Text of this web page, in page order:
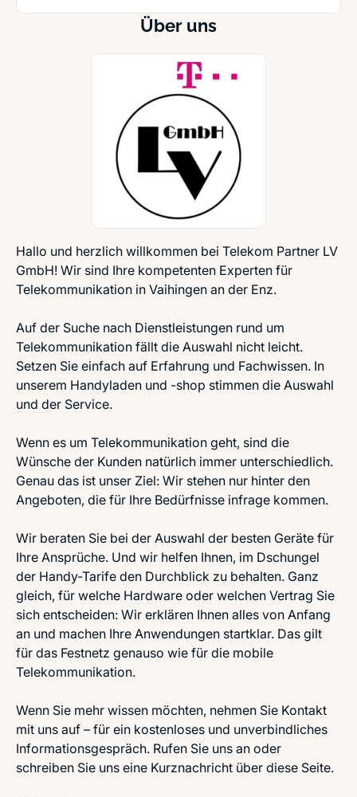
Über uns
Hallo und herzlich willkommen bei Telekom Partner LV
GmbH! Wir sind Ihre kompetenten Experten für
Telekommunikation in Vaihingen an der Enz.
Auf der Suche nach Dienstleistungen rund um
Telekommunikation fällt die Auswahl nicht leicht.
Setzen Sie einfach auf Erfahrung und Fachwissen. In
unserem Handyladen und -shop stimmen die Auswahl
und der Service.
Wenn es um Telekommunikation geht, sind die
Wünsche der Kunden natürlich immer unterschiedlich.
Genau das ist unser Ziel: Wir stehen nur hinter den
Angeboten, die für Ihre Bedürfnisse infrage kommen.
Wir beraten Sie bei der Auswahl der besten Geräte für
Ihre Ansprüche. Und wir helfen Ihnen, im Dschungel
der Handy-Tarife den Durchblick zu behalten. Ganz
gleich, für welche Hardware oder welchen Vertrag Sie
sich entscheiden: Wir erklären Ihnen alles von Anfang
an und machen Ihre Anwendungen startklar. Das gilt
für das Festnetz genauso wie für die mobile
Telekommunikation.
Wenn Sie mehr wissen möchten, nehmen Sie Kontakt
mit uns auf – für ein kostenloses und unverbindliches
Informationsgespräch. Rufen Sie uns an oder
schreiben Sie uns eine Kurznachricht über diese Seite.